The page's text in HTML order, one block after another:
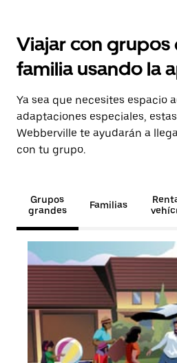
Viajar con grupos
familia usando la
Ya sea que necesites espacio
adaptaciones especiales,
Webberville te ayudarán a
con tu grupo.
Grupos
grandes
Familias